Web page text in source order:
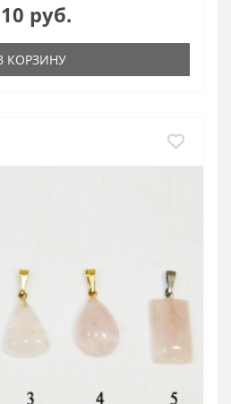
руб.
КОРЗИНУ